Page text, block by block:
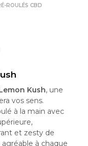
ROULÉS CBD
Kush, une
vos sens.
à la main avec
et zesty de
à chaque